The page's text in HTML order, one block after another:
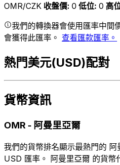
OMR/CZK 收盤價: 0 低位: 0 高
我們的轉換器會使用匯率中間
會獲得此匯率。 查看匯款匯率。
熱門美元(USD)配對
貨幣資訊
OMR - 阿曼里亞爾
我們的貨幣排名顯示最熱門的
USD 匯率。 阿曼里亞爾 的貨幣